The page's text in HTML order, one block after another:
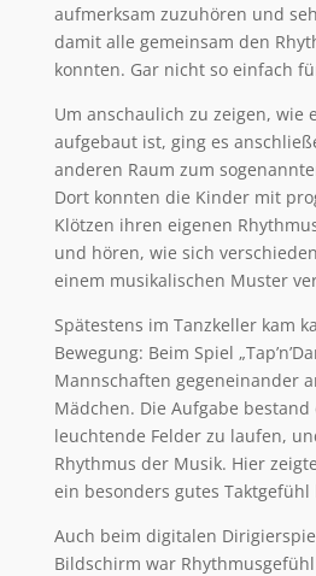
aufmerksam zuzuhören und
damit alle gemeinsam den
konnten. Gar nicht so einfach
Um anschaulich zu zeigen, wie
aufgebaut ist, ging es
anderen Raum zum
Dort konnten die Kinder mit
Klötzen ihren eigenen
und hören, wie sich
einem musikalischen Muster
Spätestens im Tanzkeller kam
Bewegung: Beim Spiel
Mannschaften gegeneinander
Mädchen. Die Aufgabe
leuchtende Felder zu laufen,
Rhythmus der Musik. Hier
ein besonders gutes Taktgefühl
Auch beim digitalen
Bildschirm war